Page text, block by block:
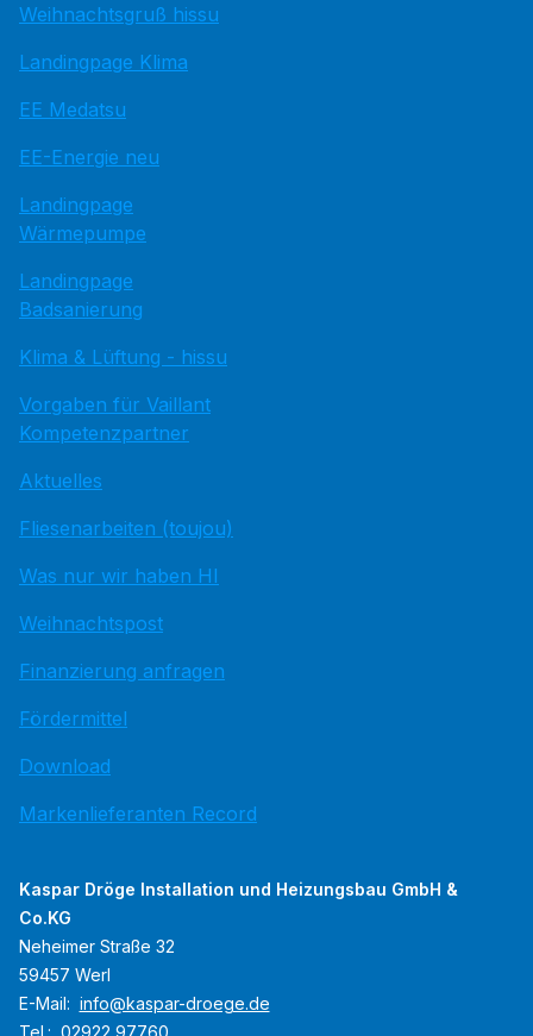
Weihnachtsgruß hissu
Landingpage Klima
EE Medatsu
EE-Energie neu
Landingpage
Wärmepumpe
Landingpage
Badsanierung
Klima & Lüftung - hissu
Vorgaben für Vaillant
Kompetenzpartner
Aktuelles
Fliesenarbeiten (toujou)
Was nur wir haben HI
Weihnachtspost
Finanzierung anfragen
Fördermittel
Download
Markenlieferanten Record
Kaspar Dröge Installation und Heizungsbau GmbH &
Co.KG
Neheimer Straße 32
59457 Werl
E-Mail: info@kaspar-droege.de
Tel.: 02922 97760